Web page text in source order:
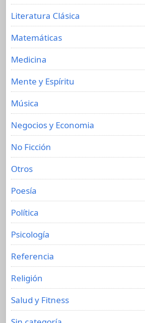
Literatura Clásica
Matemáticas
Medicina
Mente y Espíritu
Música
Negocios y Economia
No Ficción
Otros
Poesía
Política
Psicología
Referencia
Religión
Salud y Fitness